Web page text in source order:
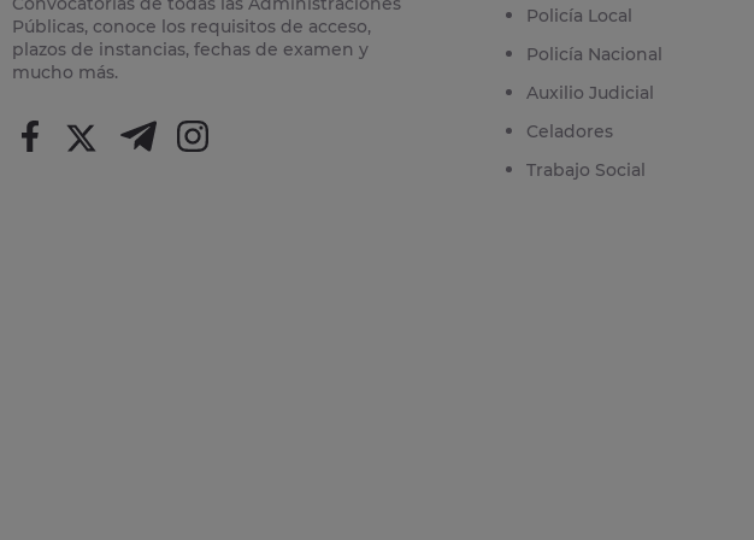
Públicas, conoce los requisitos de acceso,
plazos de instancias, fechas de examen y
mucho más.
Policía Local
Policía Nacional
Auxilio Judicial
Celadores
Trabajo Social